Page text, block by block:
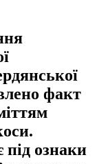
факт
під ознаки